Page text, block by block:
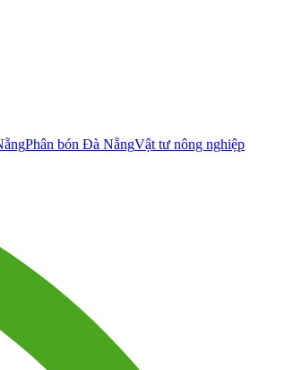
Phân bón Đà NẵngVật tư nông nghiệp